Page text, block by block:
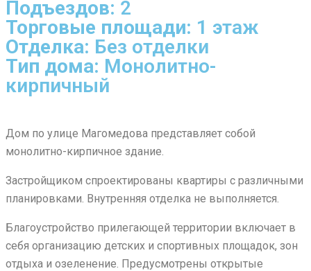
Подъездов: 2
Торговые площади: 1 этаж
Отделка: Без отделки
Тип дома: Монолитно-
кирпичный
Дом по улице Магомедова представляет собой
монолитно-кирпичное здание.
Застройщиком спроектированы квартиры c различными
планировками. Внутренняя отделка не выполняется.
Благоустройство прилегающей территории включает в
себя организацию детских и спортивных площадок, зон
отдыха и озеленение. Предусмотрены открытые